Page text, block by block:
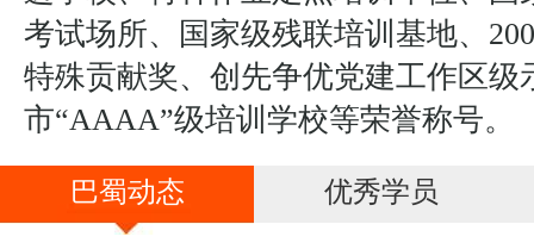
考试场所、国家级残联培训基地、
特殊贡献奖、创先争优党建工作区级
市“AAAA”级培训学校等荣誉称号。
巴蜀动态 优秀学员